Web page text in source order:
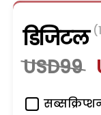
डिजिटल
USD99